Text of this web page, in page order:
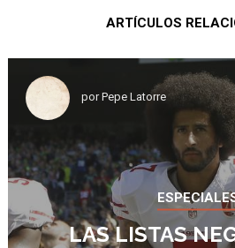
ARTÍCULOS
por Pepe Latorre
LAS LISTAS